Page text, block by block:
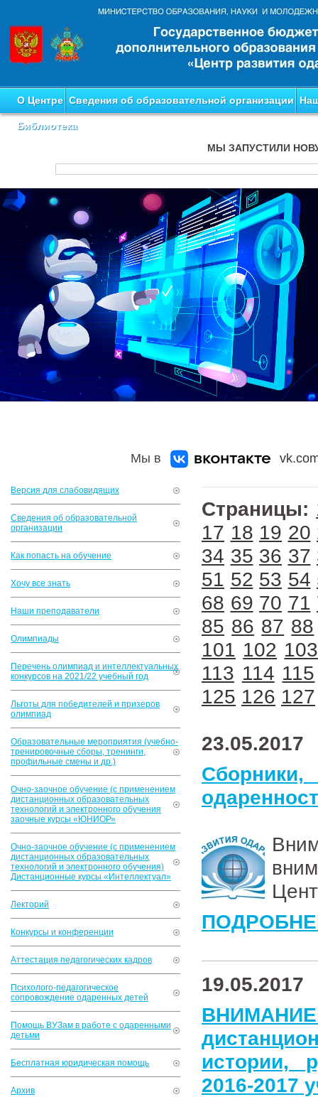
О Центре Сведения об образовательной организации
Библиотека
МЫ ЗАПУСТИЛИ
Мы в
Версия для слабовидящих
Сведения об образовательной
организации
Как попасть на обучение
Хочу все знать
Наши преподаватели
Олимпиады
Перечень олимпиад и интеллектуальных
конкурсов на 2021/22 учебный год
Льготы для победителей и призеров
олимпиад
Образовательные мероприятия (учебно-
тренировочные сборы, тренинги,
профильные смены и др.)
Очно-заочное обучение (с применением
дистанционных образовательных
технологий и электронного обучения
заочные курсы «ЮНИОР»
Очно-заочное обучение (с применением
дистанционных образовательных
технологий и электронного обучения)
Дистанционные курсы «Интеллектуал»
Лекторий
Конкурсы и конференции
Аттестация педагогических кадров
Психолого-педагогическое
сопровождение одаренных детей
Помощь ВУЗам в работе с одаренными
детьми
Бесплатная юридическая помощь
Архив
Страницы:
17 18 19 20
34 35 36 37
51 52 53 54
68 69 70 71
85 86 87 88
101 102 103
113 114 115
125 126 127
23.05.2017
19.05.2017
истории,
2016-2017